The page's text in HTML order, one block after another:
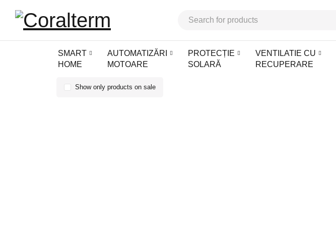
SMART
HOME
AUTOMATIZĂRI
MOTOARE
PROTECȚIE
SOLARĂ
VENTILATIE CU
RECUPERARE
Show only products on sale